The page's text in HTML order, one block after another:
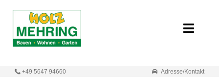
springen
Toggle
+49 5647 94660 Adresse/Kontakt